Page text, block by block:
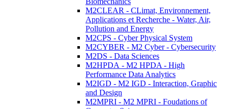
M2CLEAR - CLimat, Environnement,
Applications et Recherche - Water, Air,
Pollution and Energy
M2CPS - Cyber Physical System
M2CYBER - M2 Cyber - Cybersecurity
M2DS - Data Sciences
M2HPDA - M2 HPDA - High
Performance Data Analytics
M2IGD - M2 IGD - Interaction, Graphic
and Design
M2MPRI - M2 MPRI - Foudations of